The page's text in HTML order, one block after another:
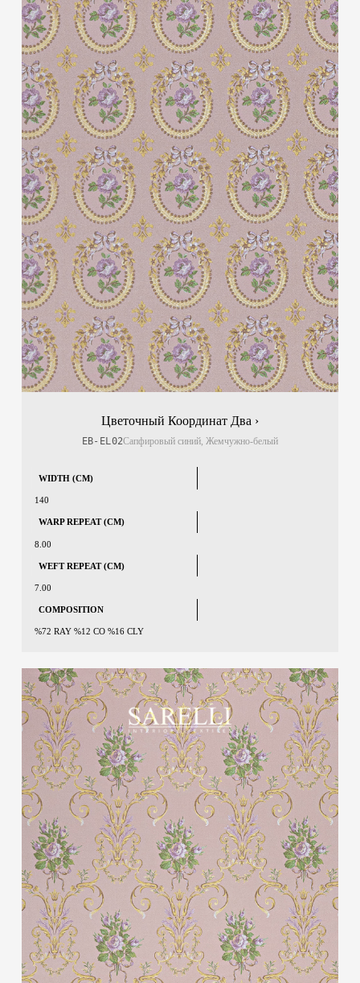
Цветочный Координат Два ›
EB-EL02Сапфировый синий, Жемчужно-белый
WIDTH (CM)
140
WARP REPEAT (CM)
8.00
WEFT REPEAT (CM)
7.00
COMPOSITION
%72 RAY %12 CO %16 CLY